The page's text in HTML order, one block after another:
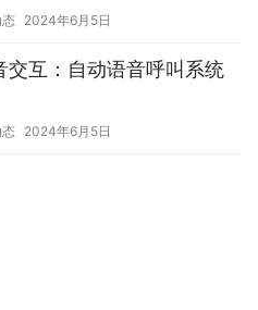
2024年6月5日
交互：自动语音呼叫系统
2024年6月5日